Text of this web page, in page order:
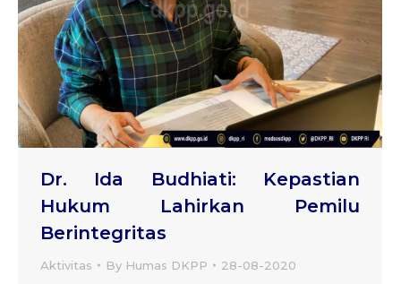
Dr. Ida Budhiati: Kepastian
Hukum Lahirkan Pemilu
Berintegritas
Aktivitas By Humas DKPP 28-08-2020